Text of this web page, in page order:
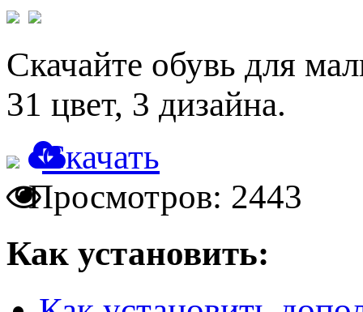
Скачайте обувь для
31 цвет, 3 дизайна.
Скачать
Просмотров: 2443
Как установить: